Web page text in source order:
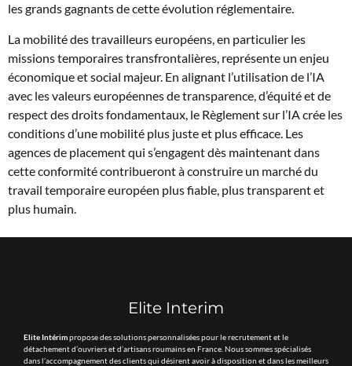
les grands gagnants de cette évolution réglementaire.
La mobilité des travailleurs européens, en particulier les
missions temporaires transfrontalières, représente un enjeu
économique et social majeur. En alignant l’utilisation de l’IA
avec les valeurs européennes de transparence, d’équité et de
respect des droits fondamentaux, le Règlement sur l’IA crée les
conditions d’une mobilité plus juste et plus efficace. Les
agences de placement qui s’engagent dès maintenant dans
cette conformité contribueront à construire un marché du
travail temporaire européen plus fiable, plus transparent et
plus humain.
Elite Interim
Elite Intérimpropose des solutions personnalisées pour le recrutement et le
détachement d’ouvriers et d’artisans roumains en France. Nous sommes spécialisés
dans l’accompagnement des clients qui désirent avoir à disposition et dans les meilleurs